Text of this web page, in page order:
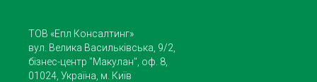
ТОВ «Епл Консалтинг»
вул. Велика Васильківська, 9/2,
бізнес-центр "Макулан", оф. 8,
01024, Україна, м. Київ